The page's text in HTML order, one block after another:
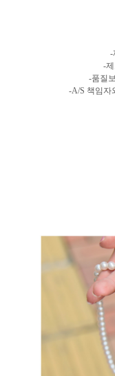
-
-
-품질
-A/S 책임자